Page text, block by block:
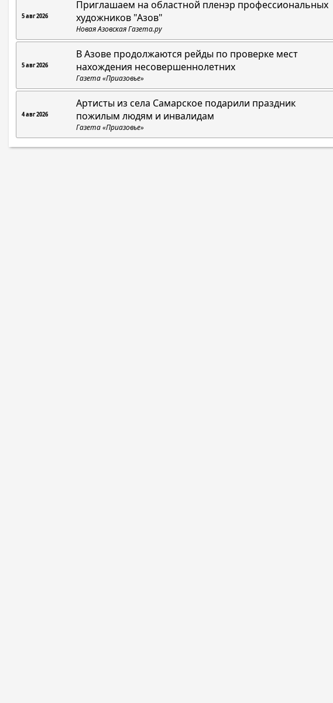
5 авг 2026
Приглашаем на областной пленэр профессиональных
художников "Азов"
Новая Азовская Газета.ру
5 авг 2026
В Азове продолжаются рейды по проверке мест
нахождения несовершеннолетних
Газета «Приазовье»
4 авг 2026
Артисты из села Самарское подарили праздник
пожилым людям и инвалидам
Газета «Приазовье»